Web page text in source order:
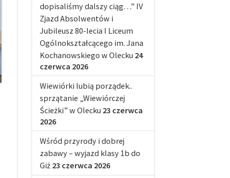
dopisaliśmy dalszy ciąg…” IV
Zjazd Absolwentów i
Jubileusz 80-lecia I Liceum
Ogólnokształcącego im. Jana
Kochanowskiego w Olecku 24
czerwca 2026
Wiewiórki lubią porządek..
sprzątanie „Wiewiórczej
Ścieżki” w Olecku 23 czerwca
2026
Wśród przyrody i dobrej
zabawy – wyjazd klasy 1b do
Giż 23 czerwca 2026